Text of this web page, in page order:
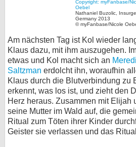
Nathaniel Buzolic,
Germany 2013
© myFanbase/Nicole
Am nächsten Tag ist Kol wieder
Klaus dazu, mit ihm auszugehen.
etwas und Kol macht sich an
Saltzman erdolcht ihn, woraufhin
Klaus durch die Blutverbindung zu
erkennt, was los ist, und zieht den
Herz heraus. Zusammen mit Elijah
seine Mutter im Wald auf, die
Ritual zum Töten ihrer Kinder
Geister sie verlassen und das